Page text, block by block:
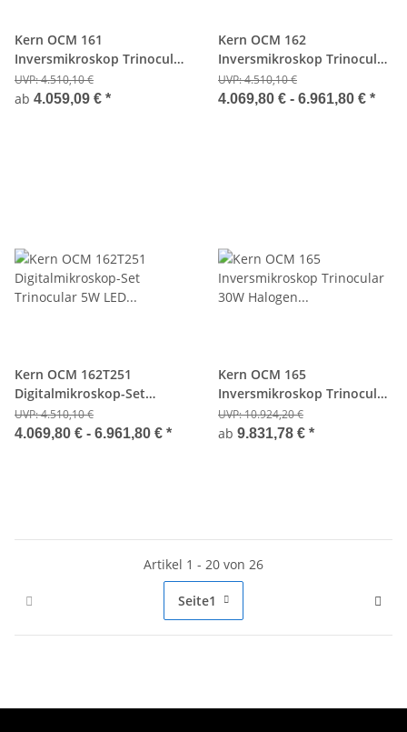
Kern OCM 161
Inversmikroskop Trinocular
6 V, 30W Halogen
(Durchlicht)
UVP:4.510,10 €
ab 4.059,09 € *
Kern OCM 162
Inversmikroskop Trinocular
5W LED (Durchlicht)
UVP:4.510,10 €
4.069,80 € - 6.961,80 € *
Kern OCM 162T251
Digitalmikroskop-Set
Trinocular 5W LED
(Durchlicht)
UVP:4.510,10 €
4.069,80 € - 6.961,80 € *
Kern OCM 165
Inversmikroskop Trinocular
30W Halogen (Durchlicht),
100W HBO (Auflicht)
UVP:10.924,20 €
ab 9.831,78 € *
Artikel 1 - 20 von 26
Seite1